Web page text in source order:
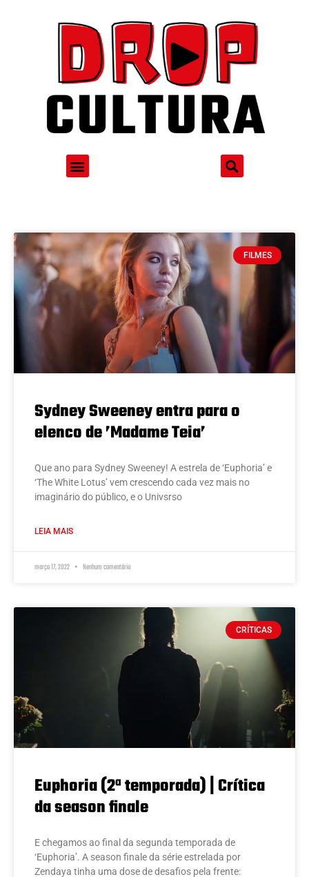
FILMES
Sydney Sweeney entra para o
elenco de ’Madame Teia’
Que ano para Sydney Sweeney! A estrela de ‘Euphoria’ e
‘The White Lotus’ vem crescendo cada vez mais no
imaginário do público, e o Univsrso
LEIA MAIS
março 17, 2022 Nenhum comentário
CRÍTICAS
Euphoria (2ª temporada) | Crítica
da season finale
E chegamos ao final da segunda temporada de
‘Euphoria’. A season finale da série estrelada por
Zendaya tinha uma dose de desafios pela frente: